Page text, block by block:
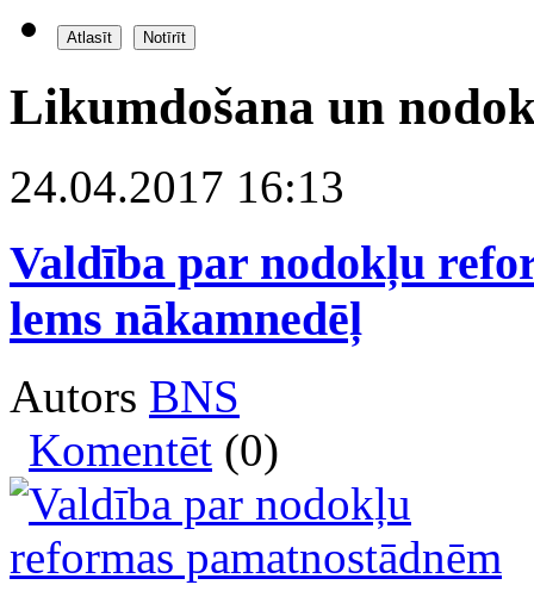
Likumdošana un
24.04.2017 16:13
Valdība par nodokļu
lems nākamnedēļ
Autors BNS
Komentēt (0)